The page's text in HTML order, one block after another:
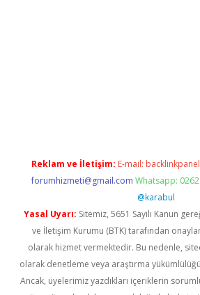
Reklam ve İletişim: E-mail:
forumhizmeti@gmail.com Whatsapp:
@karabul
Yasal Uyarı: Sitemiz, 5651 Sayılı Kanun
ve İletişim Kurumu (BTK) tarafından
olarak hizmet vermektedir. Bu nedenle,
olarak denetleme veya araştırma
Ancak, üyelerimiz yazdıkları içeriklerin